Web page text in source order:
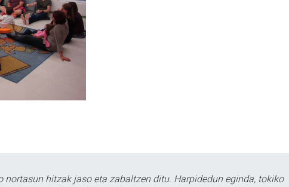
nortasun hitzak jaso eta zabaltzen ditu. Harpidedun eginda, tokiko